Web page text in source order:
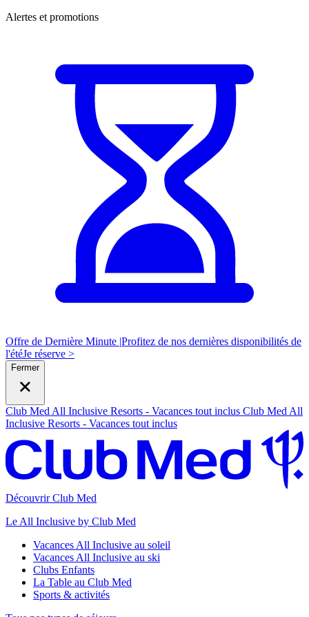
Alertes et promotions
Offre de Dernière Minute |Profitez de nos dernières disponibilités de
l'étéJe réserve >
Fermer
Club Med All Inclusive Resorts - Vacances tout inclus Club Med All
Inclusive Resorts - Vacances tout inclus
Découvrir Club Med
Le All Inclusive by Club Med
Vacances All Inclusive au soleil
Vacances All Inclusive au ski
Clubs Enfants
La Table au Club Med
Sports & activités